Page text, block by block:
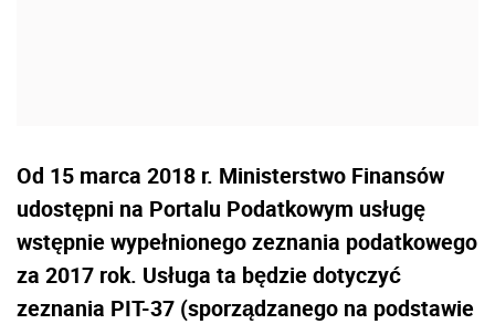
Od 15 marca 2018 r. Ministerstwo Finansów
udostępni na Portalu Podatkowym usługę
wstępnie wypełnionego zeznania podatkowego
za 2017 rok. Usługa ta będzie dotyczyć
zeznania PIT-37 (sporządzanego na podstawie